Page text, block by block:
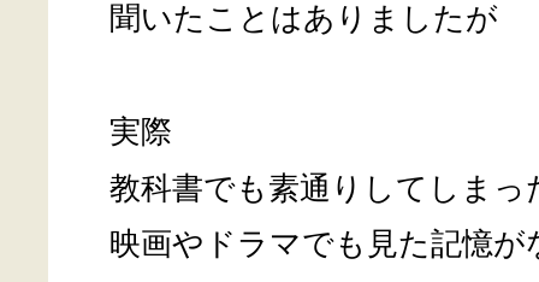
聞いたことはありましたが
実際
教科書でも素通りしてしまっ
映画やドラマでも見た記憶が